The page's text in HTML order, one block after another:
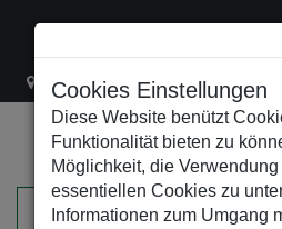
Cookies Einstellungen
Diese Website benützt
Funktionalität bieten zu
Möglichkeit, die
essentiellen Cookies zu
Informationen zum Umgang
Lacknergasse 78 +43/1/470